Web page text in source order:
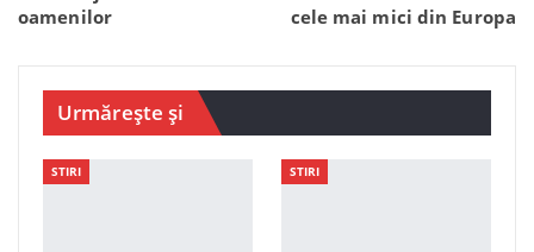
oamenilor
cele mai mici din Europa
Urmărește și
STIRI STIRI